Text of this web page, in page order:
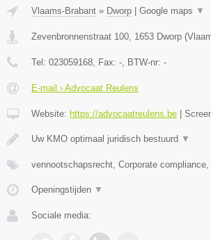
Vlaams-Brabant » Dworp Google maps ▼
Zevenbronnenstraat 100 1653 Dworp (
Tel: 023059168 , Fax: - , BTW-nr: -
E-mail › Advocaat Reulens
Website: https://advocaatreulens.be
Uw KMO optimaal juridisch bestuurd ▼
vennootschapsrecht, Corporate compliance,
Openingstijden ▼
Sociale media: